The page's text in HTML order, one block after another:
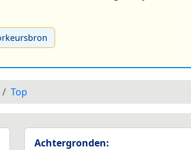
Top
Achtergronden: